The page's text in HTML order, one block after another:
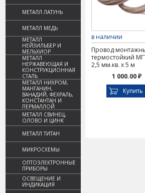
МЕТАЛЛ ЛАТУНЬ
МЕТАЛЛ МЕДЬ
МЕТАЛЛ
НЕЙЗИЛЬБЕР И
МЕЛЬХИОР
МЕТАЛЛ
НЕРЖАВЕЮЩАЯ И
КОНСТРУКЦИОННАЯ
СТАЛЬ
МЕТАЛЛ НИХРОМ,
МАНГАНИН,
ВАНАДИЙ, ФЕХРАЛЬ,
КОНСТАНТАН И
ПЕРМАЛЛОЙ
МЕТАЛЛ СВИНЕЦ,
ОЛОВО И ЦИНК
МЕТАЛЛ ТИТАН
МИКРОСХЕМЫ
ОПТОЭЛЕКТРОННЫЕ
ПРИБОРЫ
ОСВЕЩЕНИЕ И
ИНДИКАЦИЯ
в наличии
Провод
термостойкий
2,5 мм.кв. х 5 м
1 000.00 ₽
Купить